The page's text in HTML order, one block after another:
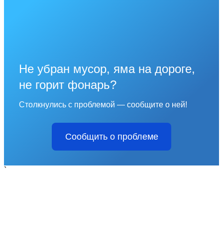
Не убран мусор, яма на дороге,
не горит фонарь?
Столкнулись с проблемой — сообщите о ней!
Сообщить о проблеме
`